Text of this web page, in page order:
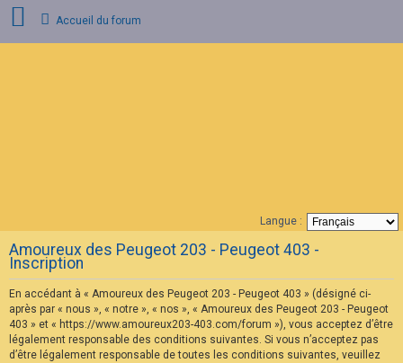
A
Q
Accueil du forum
Langue :
Amoureux des Peugeot 203 - Peugeot 403 -
Inscription
En accédant à « Amoureux des Peugeot 203 - Peugeot 403 » (désigné ci-
après par « nous », « notre », « nos », « Amoureux des Peugeot 203 - Peugeot
403 » et « https://www.amoureux203-403.com/forum »), vous acceptez d’être
légalement responsable des conditions suivantes. Si vous n’acceptez pas
d’être légalement responsable de toutes les conditions suivantes, veuillez